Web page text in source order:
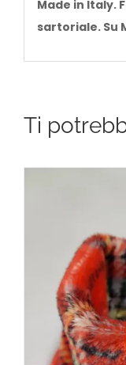
Made in Italy.
sartoriale. Su
Ti